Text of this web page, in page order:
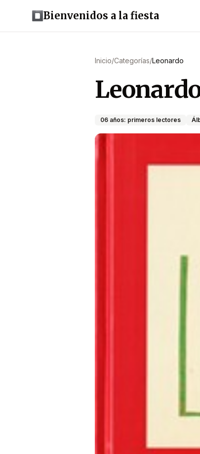
Bienvenidos a la fiesta
Inicio/Categorías/Leonardo
06 años: primeros lectores